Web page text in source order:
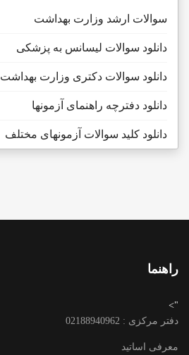
سوالات ارشد وزارت بهداشت
دانلود سوالات لیسانس به پزشکی
دانلود سوالات دکتری وزارت بهداشت
دانلود دفترچه راهنمای آزمونها
دانلود کلید سوالات آزمونهای مختلف
راهنما
">
دفتر مرکزی : 02188940962
معرفی اساتید